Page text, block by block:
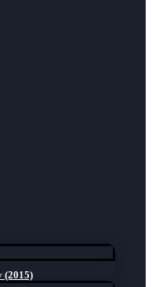
(2015)